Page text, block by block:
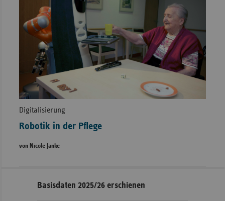
Digitalisierung
Robotik in der Pflege
von Nicole Janke
Seitennavigation
SeitenleisteBasisdaten 2025/26 erschienen